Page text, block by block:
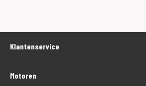
Klantenservice
Motoren